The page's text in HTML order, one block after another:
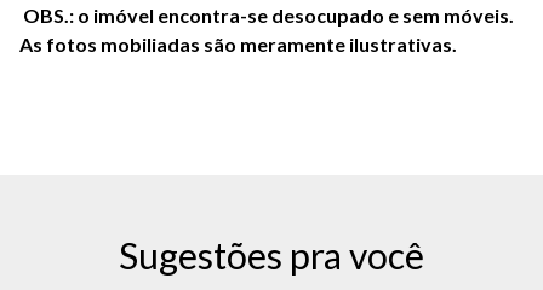
OBS.: o imóvel encontra-se desocupado e sem móveis.
As fotos mobiliadas são meramente ilustrativas.
Sugestões pra você